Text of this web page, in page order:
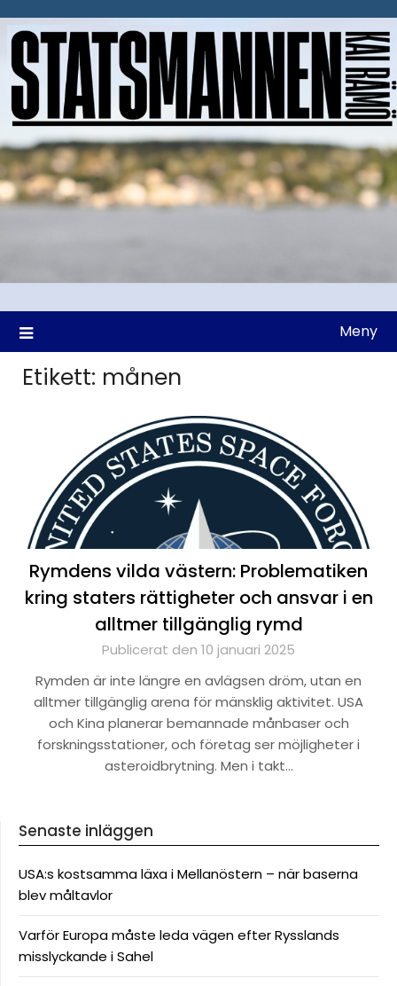
till
Meny
Etikett: månen
Rymdens vilda västern: Problematiken
kring staters rättigheter och ansvar i en
alltmer tillgänglig rymd
Publicerat den 10 januari 2025
Rymden är inte längre en avlägsen dröm, utan en
alltmer tillgänglig arena för mänsklig aktivitet. USA
och Kina planerar bemannade månbaser och
forskningsstationer, och företag ser möjligheter i
asteroidbrytning. Men i takt…
Senaste inläggen
USA:s kostsamma läxa i Mellanöstern – när baserna
blev måltavlor
Varför Europa måste leda vägen efter Rysslands
misslyckande i Sahel